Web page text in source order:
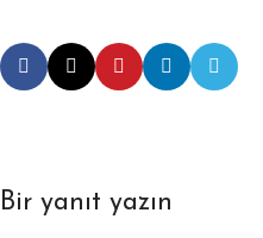
Bir yanıt yazın